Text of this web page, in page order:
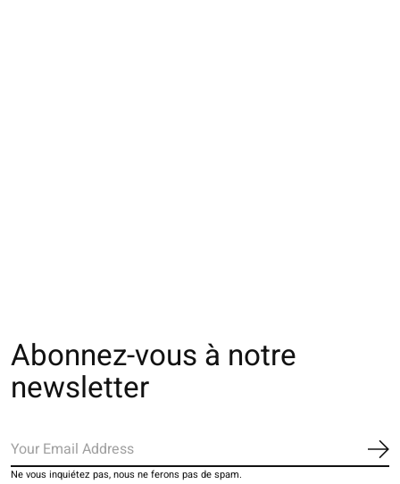
Abonnez-vous à notre
newsletter
Ne vous inquiétez pas, nous ne ferons pas de spam.